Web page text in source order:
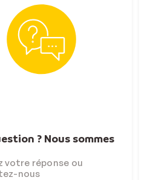
? Nous sommes
votre réponse ou
nous